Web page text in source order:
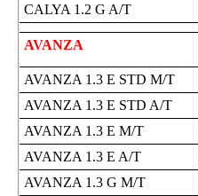
CALYA 1.2 G A/T
AVANZA
AVANZA 1.3 E STD M/T
AVANZA 1.3 E STD A/T
AVANZA 1.3 E M/T
AVANZA 1.3 E A/T
AVANZA 1.3 G M/T